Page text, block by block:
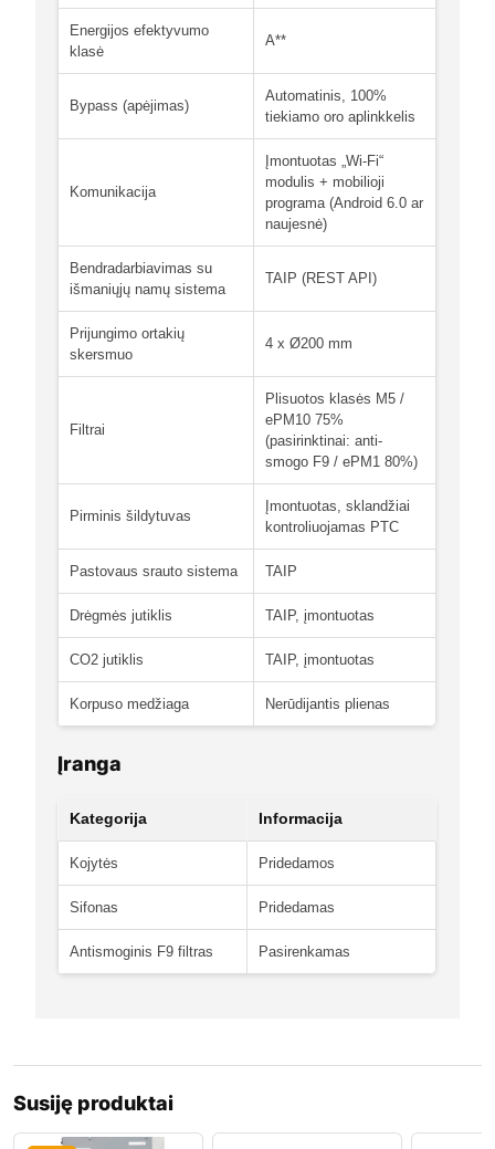
Energijos efektyvumo
klasė
A**
Bypass (apėjimas)
Automatinis, 100%
tiekiamo oro aplinkkelis
Komunikacija
Įmontuotas „Wi-Fi“
modulis + mobilioji
programa (Android 6.0 ar
naujesnė)
Bendradarbiavimas su
išmaniųjų namų sistema
TAIP (REST API)
Prijungimo ortakių
skersmuo
4 x Ø200 mm
Filtrai
Plisuotos klasės M5 /
ePM10 75%
(pasirinktinai: anti-
smogo F9 / ePM1 80%)
Pirminis šildytuvas
Įmontuotas, sklandžiai
kontroliuojamas PTC
Pastovaus srauto sistema TAIP
Drėgmės jutiklis TAIP, įmontuotas
CO2 jutiklis TAIP, įmontuotas
Korpuso medžiaga Nerūdijantis plienas
Įranga
Kategorija Informacija
Kojytės Pridedamos
Sifonas Pridedamas
Antismoginis F9 filtras Pasirenkamas
Susiję produktai